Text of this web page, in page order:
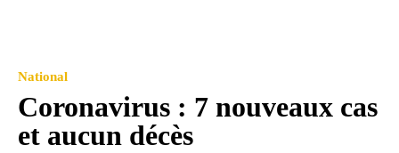
National
Coronavirus : 7 nouveaux cas
et aucun décès